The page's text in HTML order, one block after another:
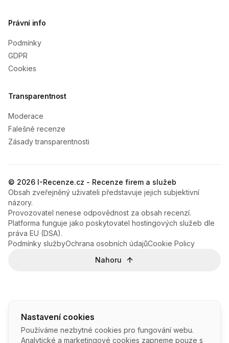
Nastavení cookies
Používáme nezbytné cookies pro fungování webu.
Analytické a marketingové cookies zapneme pouze s
Právní info
Podmínky
GDPR
Cookies
Transparentnost
Moderace
Falešné recenze
Zásady transparentnosti
© 2026 I-Recenze.cz - Recenze firem a služeb
Obsah zveřejněný uživateli představuje jejich subjektivní
názory.
Provozovatel nenese odpovědnost za obsah recenzí.
Platforma funguje jako poskytovatel hostingových služeb dle
práva EU (DSA).
Podmínky službyOchrana osobních údajůCookie Policy
Nahoru